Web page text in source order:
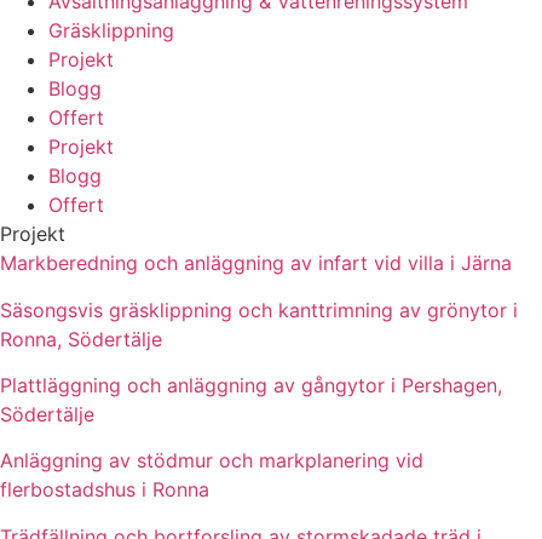
Gräsklippning
Projekt
Blogg
Offert
Projekt
Blogg
Offert
Projekt
Markberedning och anläggning av infart vid villa i Järna
Säsongsvis gräsklippning och kanttrimning av grönytor i
Ronna, Södertälje
Plattläggning och anläggning av gångytor i Pershagen,
Södertälje
Anläggning av stödmur och markplanering vid
flerbostadshus i Ronna